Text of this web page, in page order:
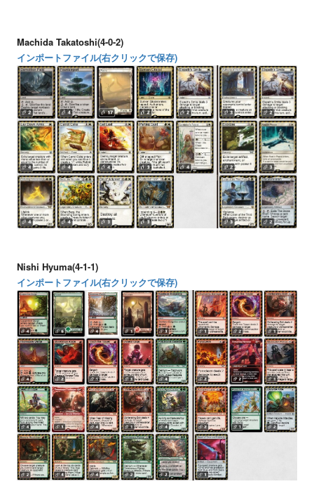
Machida Takatoshi(4-0-2)
インポートファイル(右クリックで保存)
Nishi Hyuma(4-1-1)
インポートファイル(右クリックで保存)